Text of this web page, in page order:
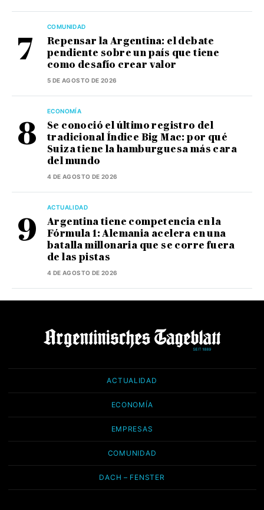
COMUNIDAD
Repensar la Argentina: el debate
pendiente sobre un país que tiene
como desafío crear valor
5 DE AGOSTO DE 2026
ECONOMÍA
Se conoció el último registro del
tradicional Índice Big Mac: por qué
Suiza tiene la hamburguesa más cara
del mundo
4 DE AGOSTO DE 2026
ACTUALIDAD
Argentina tiene competencia en la
Fórmula 1: Alemania acelera en una
batalla millonaria que se corre fuera
de las pistas
4 DE AGOSTO DE 2026
ACTUALIDAD
ECONOMÍA
EMPRESAS
COMUNIDAD
DACH – FENSTER